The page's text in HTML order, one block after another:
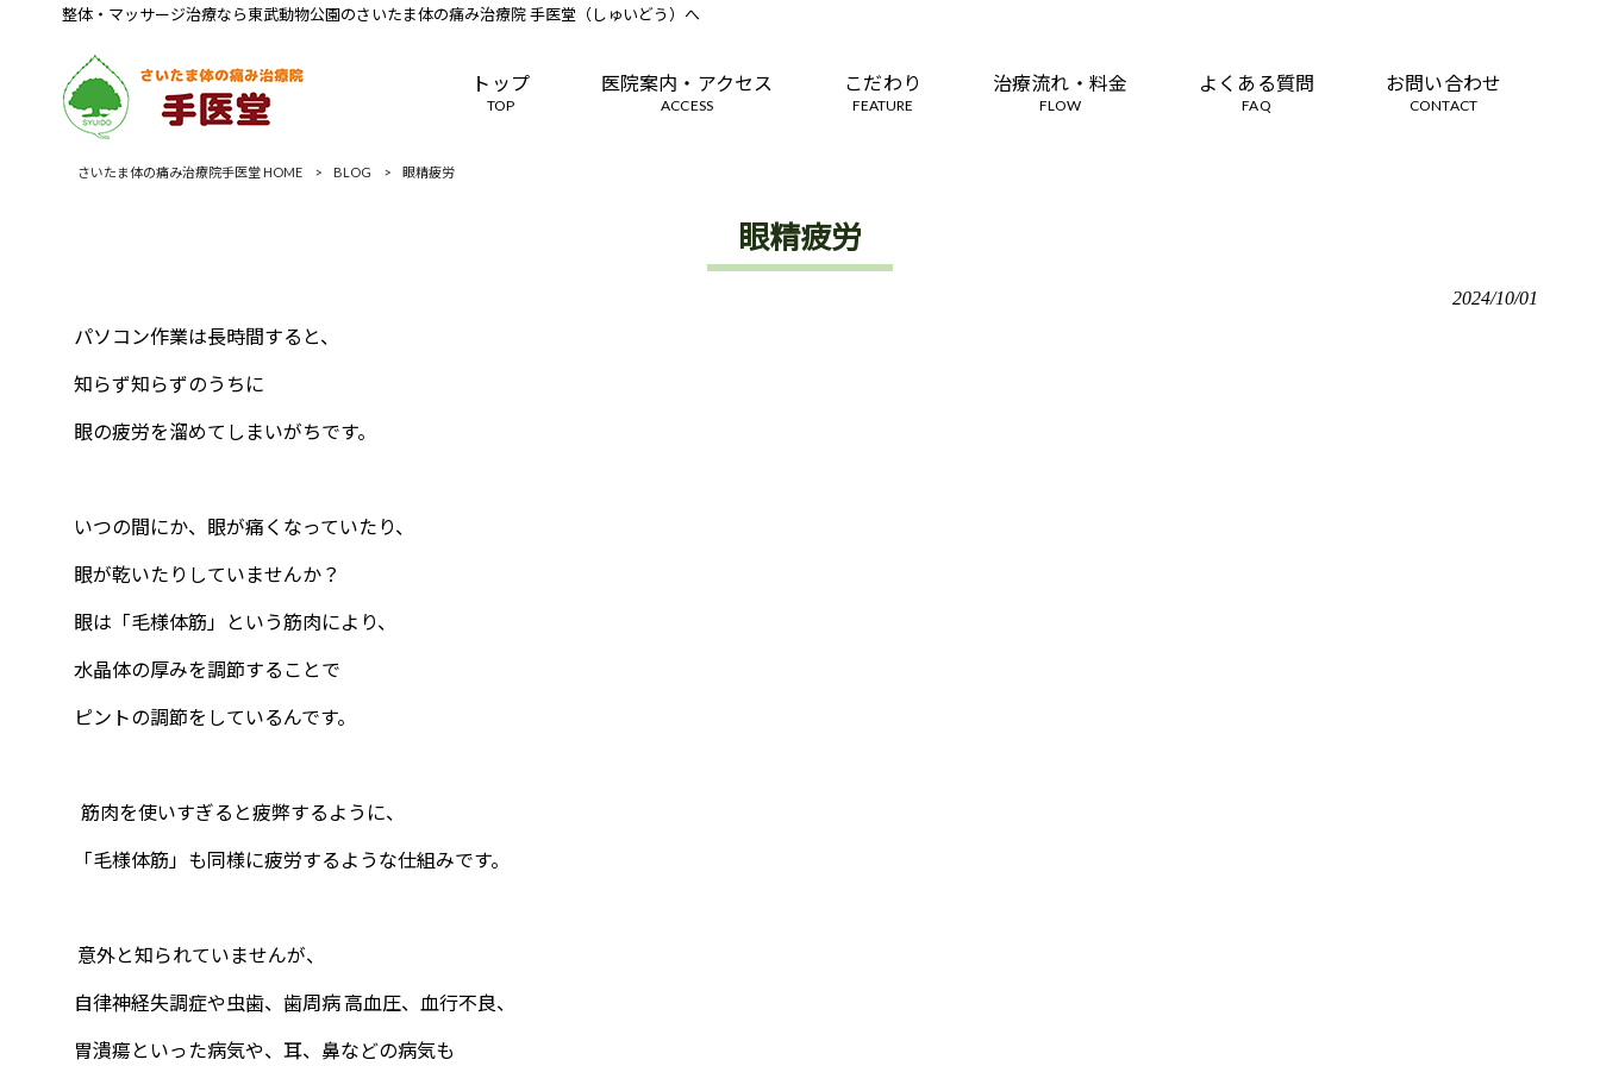
整体・マッサージ治療なら東武動物公園のさいたま体の痛み治療院 手医堂（しゅいどう）へ
トップ
TOP
医院案内・アクセス
ACCESS
こだわり
FEATURE
治療流れ・料金
FLOW
よくある質問
FAQ
お問い合わせ
CONTACT
さいたま体の痛み治療院手医堂 HOME > BLOG > 眼精疲労
眼精疲労
2024/10/01
パソコン作業は長時間すると、
知らず知らずのうちに
眼の疲労を溜めてしまいがちです。
いつの間にか、眼が痛くなっていたり、
眼が乾いたりしていませんか？
眼は「毛様体筋」という筋肉により、
水晶体の厚みを調節することで
ピントの調節をしているんです。
筋肉を使いすぎると疲弊するように、
「毛様体筋」も同様に疲労するような仕組みです。
意外と知られていませんが、
自律神経失調症や虫歯、歯周病 高血圧、血行不良、
胃潰瘍といった病気や、 耳、鼻などの病気も